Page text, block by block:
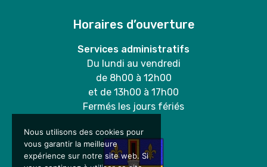
Horaires d’ouverture
Services administratifs
Du lundi au vendredi
de 8h00 à 12h00
et de 13h00 à 17h00
Fermés les jours fériés
Nous utilisons des cookies pour
vous garantir la meilleure
expérience sur notre site web. Si